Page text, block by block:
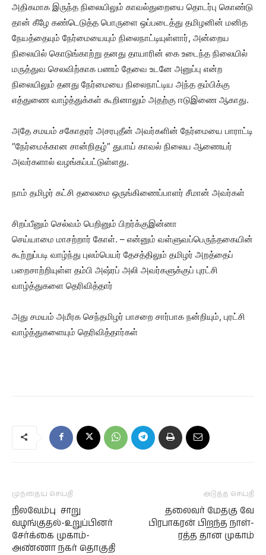
அதிகமாக இருந்த நிலையிலும் காவல்துறையை தொடர்பு கொண்டு
தான் கீழே கண்டெடுத்த பொருளை ஒப்படைத்து தமிழனின் மனித
நேயத்தையும் நேர்மையையும் நிலைநாட்டியுள்ளார், அன்றைய
நிலையில் கொடுங்காற்று தனது தாயாரின் கை உடைந்த நிலையில்
மருத்துவ செலவிற்காக பணம் தேவை உடனே அனுப்பு என்ற
நிலையிலும் தனது நேர்மையை நிலைநாட்டிய அந்த தம்பிக்கு
எத்துணை வாழ்த்துக்கள் கூறினாலும் அதற்கு ஈடுஇணை ஆகாது.
அதே சமயம் சகோதரர் அசரபுதீன் அவர்களின் நேர்மையை பாராட்டி
“நேர்மைக்கான சான்றிதழ்” துபாய் காவல் நிலைய ஆணையர்
அவர்களால் வழங்கப்பட்டுள்ளது.
நாம் தமிழர் கட்சி தலைமை ஒருங்கிணைப்பாளர் சீமான் அவர்கள்
சிறப்பீனும் செல்வம் பெறினும் பிறர்க்குஇன்னா
செய்யாமை மாசற்றார் கோள். – என்னும் வள்ளுவப்பெருந்தகையின்
கூற்றுப்படி வாழ்ந்து புலம்பெயர் தேசத்திலும் தமிழர் அறத்தைப்
பறைசாற்றியுள்ள தம்பி அஷ்ரப் அலி அவர்களுக்குப் புரட்சி
வாழ்த்துகளை தெரிவித்தார்
அது சமயம் அமீரக செந்தமிழர் பாசறை சார்பாக நன்றியும், புரட்சி
வாழ்த்துகளையும் தெரிவித்தார்கள்
முந்தைய செய்தி
நிலவேம்பு சாறு
வழங்குதல்-உறுப்பினர்
சேர்க்கை முகாம்-
அண்ணா நகர் தொகுதி
அடுத்த செய்தி
தலைவர் மேதகு வே
பிரபாகரன் பிறந்த நாள்-
ரத்த தான முகாம்